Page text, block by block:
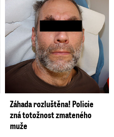
Záhada rozluštěna! Policie
zná totožnost zmateného
muže